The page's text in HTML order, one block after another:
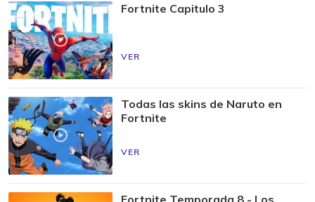
Fortnite Capitulo 3
VER
Todas las skins de Naruto en
Fortnite
VER